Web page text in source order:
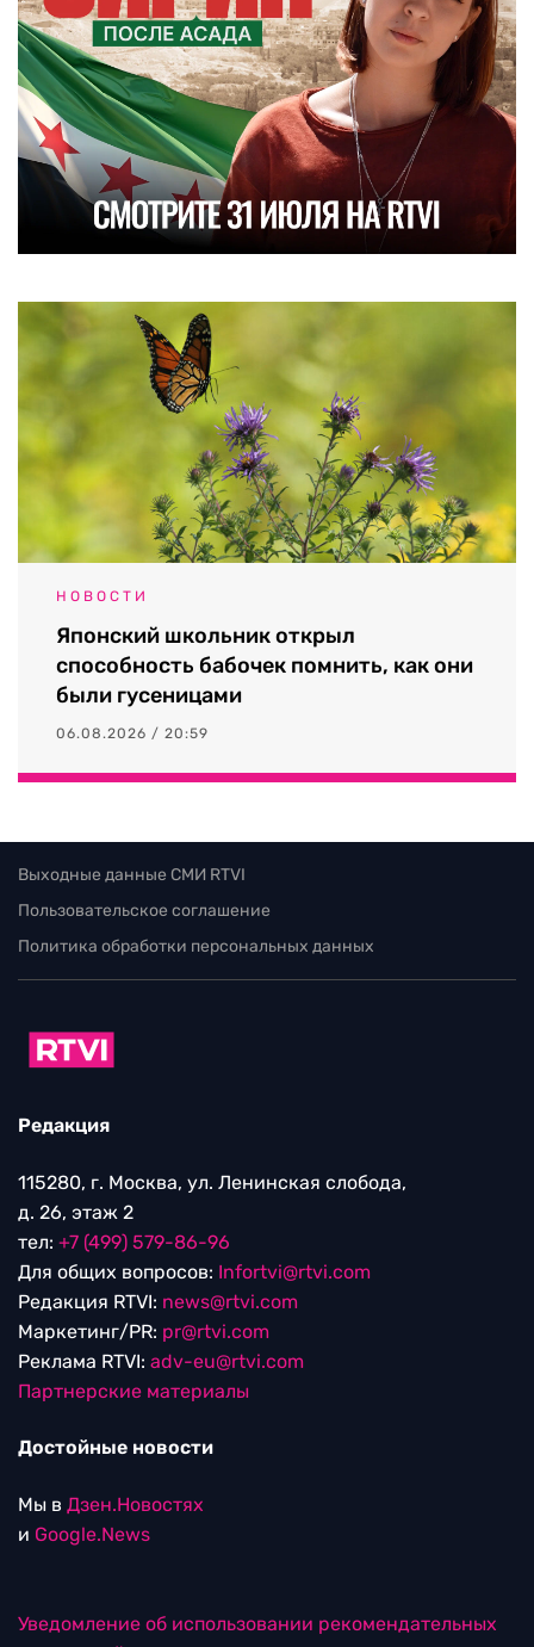
НОВОСТИ
Японский школьник открыл
способность бабочек помнить, как они
были гусеницами
06.08.2026 / 20:59
Выходные данные СМИ RTVI
Пользовательское соглашение
Политика обработки персональных данных
Редакция
115280, г. Москва, ул. Ленинская слобода,
д. 26, этаж 2
тел: +7 (499) 579-86-96
Для общих вопросов: Infortvi@rtvi.com
Редакция RTVI: news@rtvi.com
Маркетинг/PR: pr@rtvi.com
Реклама RTVI: adv-eu@rtvi.com
Партнерские материалы
Достойные новости
Мы в Дзен.Новостях
и Google.News
Уведомление об использовании рекомендательных